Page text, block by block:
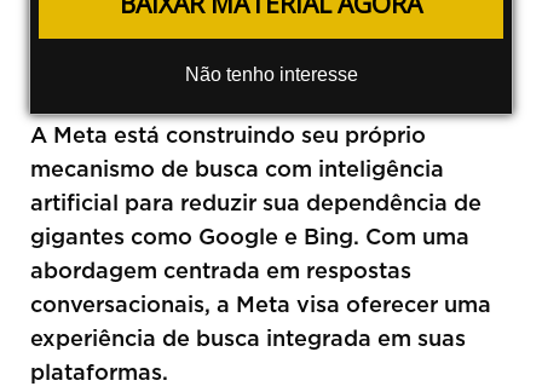
Não tenho interesse
Mecanismo de Busca da Meta: Um
concorrente do Google e Bing
A Meta está construindo seu próprio
mecanismo de busca com inteligência
artificial para reduzir sua dependência de
gigantes como Google e Bing. Com uma
abordagem centrada em respostas
conversacionais, a Meta visa oferecer uma
experiência de busca integrada em suas
plataformas.